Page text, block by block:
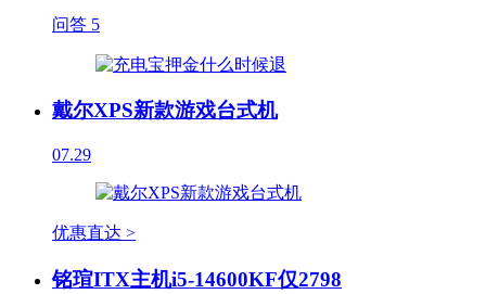
问答 5
戴尔XPS新款游戏台式机
07.29
优惠直达 >
铭瑄ITX主机i5-14600KF仅2798